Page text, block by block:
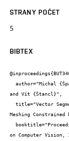
STRANY POČET
5
BIBTEX
and Vít {Štancl}",
Meshing Constrained
on Computer Vision,